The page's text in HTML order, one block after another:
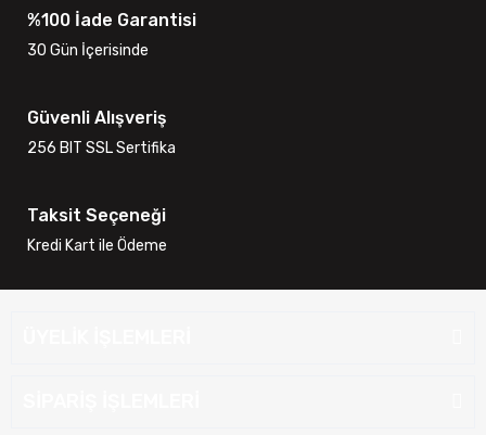
%100 İade Garantisi
30 Gün İçerisinde
Güvenli Alışveriş
256 BIT SSL Sertifika
Taksit Seçeneği
Kredi Kart ile Ödeme